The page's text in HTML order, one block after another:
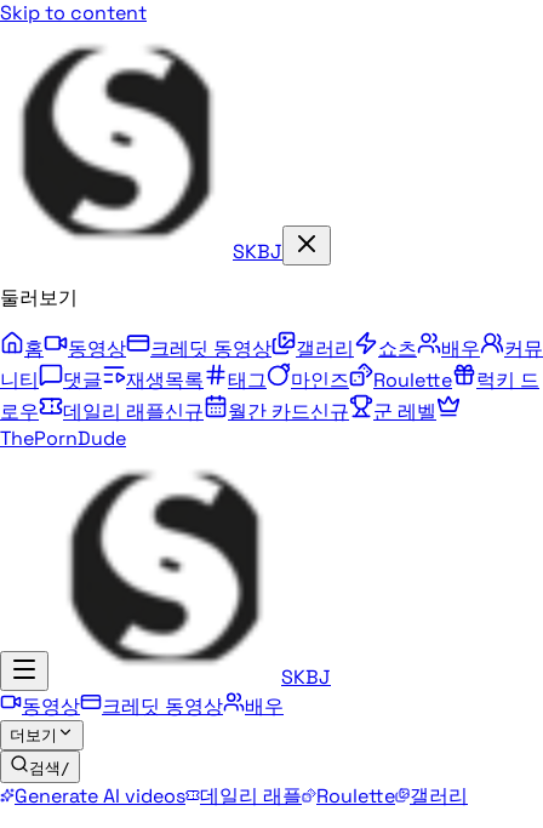
Skip to content
SKBJ
둘러보기
홈
동영상 크레딧 동영상 갤러리 쇼츠 배우
커뮤
니티
댓글 재생목록 태그 마인즈 Roulette
럭키 드
로우
데일리 래플신규 월간 카드신규
군 레벨
ThePornDude
SKBJ
동영상
크레딧 동영상 배우
더보기
검색 /
Generate AI videos 데일리 래플 Roulette
갤러리